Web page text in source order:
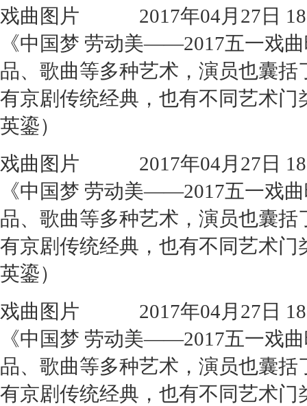
戏曲图片 2017年04月27日
《中国梦 劳动美——2017五一戏
品、歌曲等多种艺术，演员也囊
有京剧传统经典，也有不同艺术
英鎏）
戏曲图片 2017年04月27日
《中国梦 劳动美——2017五一戏
品、歌曲等多种艺术，演员也囊
有京剧传统经典，也有不同艺术
英鎏）
戏曲图片 2017年04月27日
《中国梦 劳动美——2017五一戏
品、歌曲等多种艺术，演员也囊
有京剧传统经典，也有不同艺术